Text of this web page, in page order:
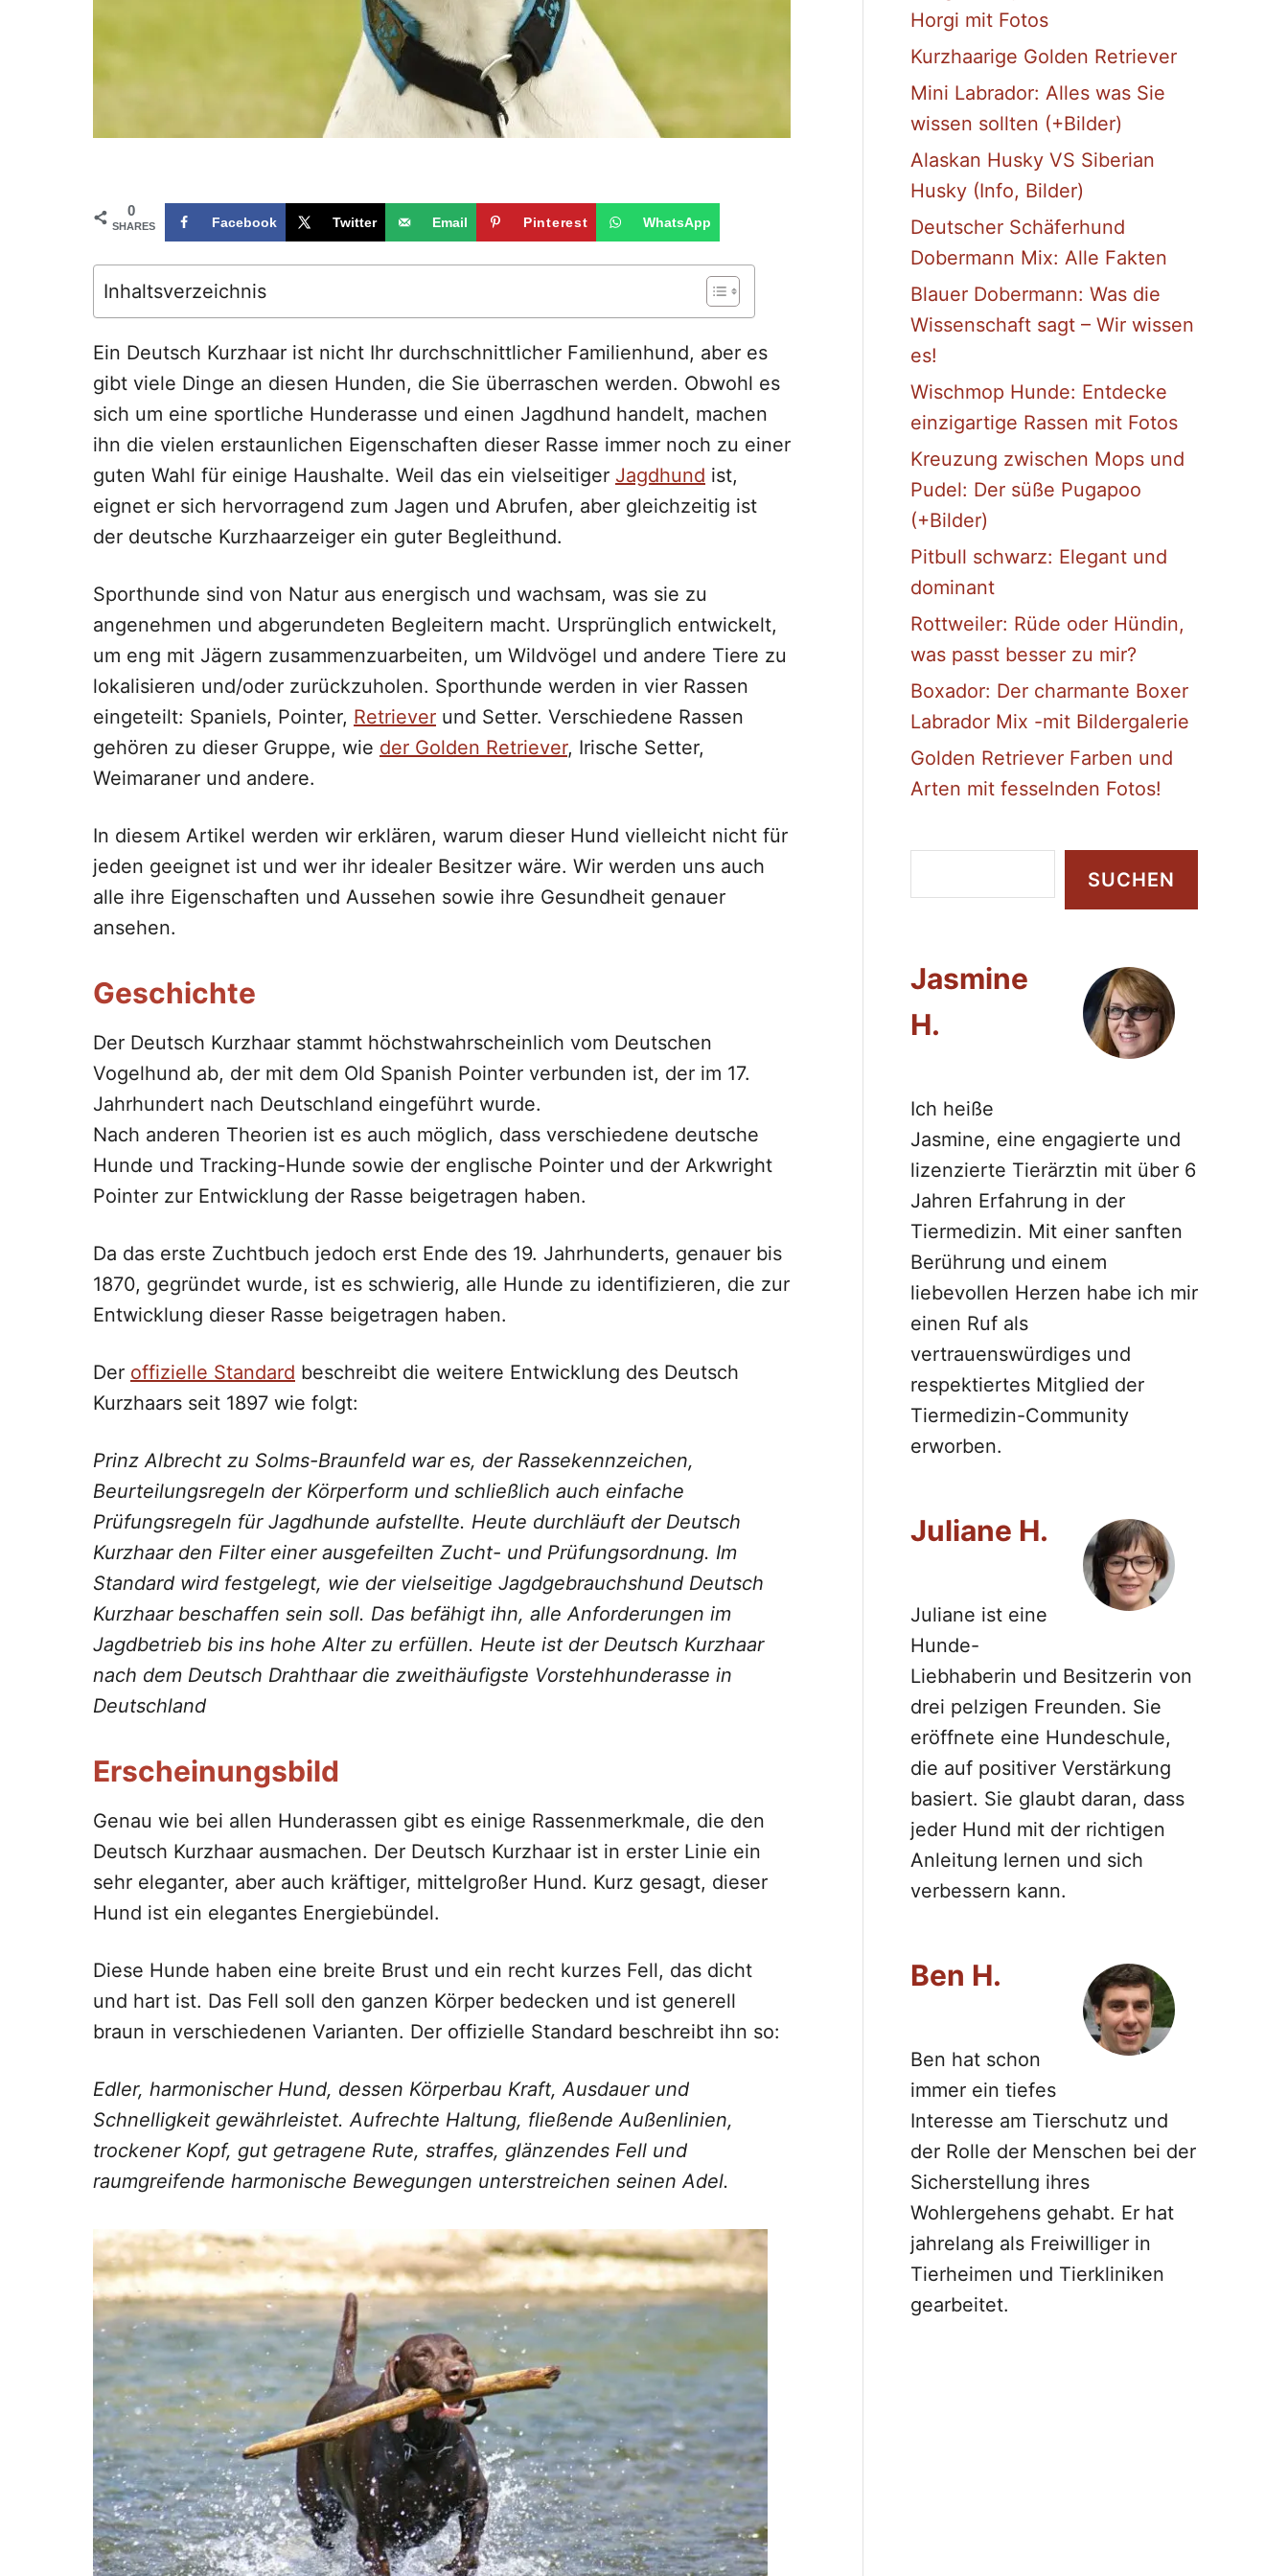
0
SHARES Facebook Twitter Email Pinterest WhatsApp
Inhaltsverzeichnis
Ein Deutsch Kurzhaar ist nicht Ihr durchschnittlicher Familienhund, aber es
gibt viele Dinge an diesen Hunden, die Sie überraschen werden. Obwohl es
sich um eine sportliche Hunderasse und einen Jagdhund handelt, machen
ihn die vielen erstaunlichen Eigenschaften dieser Rasse immer noch zu einer
guten Wahl für einige Haushalte. Weil das ein vielseitiger Jagdhund ist,
eignet er sich hervorragend zum Jagen und Abrufen, aber gleichzeitig ist
der deutsche Kurzhaarzeiger ein guter Begleithund.
Sporthunde sind von Natur aus energisch und wachsam, was sie zu
angenehmen und abgerundeten Begleitern macht. Ursprünglich entwickelt,
um eng mit Jägern zusammenzuarbeiten, um Wildvögel und andere Tiere zu
lokalisieren und/oder zurückzuholen. Sporthunde werden in vier Rassen
eingeteilt: Spaniels, Pointer, Retriever und Setter. Verschiedene Rassen
gehören zu dieser Gruppe, wie der Golden Retriever, Irische Setter,
Weimaraner und andere.
In diesem Artikel werden wir erklären, warum dieser Hund vielleicht nicht für
jeden geeignet ist und wer ihr idealer Besitzer wäre. Wir werden uns auch
alle ihre Eigenschaften und Aussehen sowie ihre Gesundheit genauer
ansehen.
Geschichte
Der Deutsch Kurzhaar stammt höchstwahrscheinlich vom Deutschen
Vogelhund ab, der mit dem Old Spanish Pointer verbunden ist, der im 17.
Jahrhundert nach Deutschland eingeführt wurde.
Nach anderen Theorien ist es auch möglich, dass verschiedene deutsche
Hunde und Tracking-Hunde sowie der englische Pointer und der Arkwright
Pointer zur Entwicklung der Rasse beigetragen haben.
Da das erste Zuchtbuch jedoch erst Ende des 19. Jahrhunderts, genauer bis
1870, gegründet wurde, ist es schwierig, alle Hunde zu identifizieren, die zur
Entwicklung dieser Rasse beigetragen haben.
Der offizielle Standard beschreibt die weitere Entwicklung des Deutsch
Kurzhaars seit 1897 wie folgt:
Prinz Albrecht zu Solms-Braunfeld war es, der Rassekennzeichen,
Beurteilungsregeln der Körperform und schließlich auch einfache
Prüfungsregeln für Jagdhunde aufstellte. Heute durchläuft der Deutsch
Kurzhaar den Filter einer ausgefeilten Zucht- und Prüfungsordnung. Im
Standard wird festgelegt, wie der vielseitige Jagdgebrauchshund Deutsch
Kurzhaar beschaffen sein soll. Das befähigt ihn, alle Anforderungen im
Jagdbetrieb bis ins hohe Alter zu erfüllen. Heute ist der Deutsch Kurzhaar
nach dem Deutsch Drahthaar die zweithäufigste Vorstehhunderasse in
Deutschland
Erscheinungsbild
Genau wie bei allen Hunderassen gibt es einige Rassenmerkmale, die den
Deutsch Kurzhaar ausmachen. Der Deutsch Kurzhaar ist in erster Linie ein
sehr eleganter, aber auch kräftiger, mittelgroßer Hund. Kurz gesagt, dieser
Hund ist ein elegantes Energiebündel.
Diese Hunde haben eine breite Brust und ein recht kurzes Fell, das dicht
und hart ist. Das Fell soll den ganzen Körper bedecken und ist generell
braun in verschiedenen Varianten. Der offizielle Standard beschreibt ihn so:
Edler, harmonischer Hund, dessen Körperbau Kraft, Ausdauer und
Schnelligkeit gewährleistet. Aufrechte Haltung, fließende Außenlinien,
trockener Kopf, gut getragene Rute, straffes, glänzendes Fell und
raumgreifende harmonische Bewegungen unterstreichen seinen Adel.
Horgi mit Fotos
Kurzhaarige Golden Retriever
Mini Labrador: Alles was Sie
wissen sollten (+Bilder)
Alaskan Husky VS Siberian
Husky (Info, Bilder)
Deutscher Schäferhund
Dobermann Mix: Alle Fakten
Blauer Dobermann: Was die
Wissenschaft sagt – Wir wissen
es!
Wischmop Hunde: Entdecke
einzigartige Rassen mit Fotos
Kreuzung zwischen Mops und
Pudel: Der süße Pugapoo
(+Bilder)
Pitbull schwarz: Elegant und
dominant
Rottweiler: Rüde oder Hündin,
was passt besser zu mir?
Boxador: Der charmante Boxer
Labrador Mix -mit Bildergalerie
Golden Retriever Farben und
Arten mit fesselnden Fotos!
u
e
n
SUCHEN
Jasmine
H.
Ich heiße
Jasmine, eine engagierte und
lizenzierte Tierärztin mit über 6
Jahren Erfahrung in der
Tiermedizin. Mit einer sanften
Berührung und einem
liebevollen Herzen habe ich mir
einen Ruf als
vertrauenswürdiges und
respektiertes Mitglied der
Tiermedizin-Community
erworben.
Juliane H.
Juliane ist eine
Hunde-
Liebhaberin und Besitzerin von
drei pelzigen Freunden. Sie
eröffnete eine Hundeschule,
die auf positiver Verstärkung
basiert. Sie glaubt daran, dass
jeder Hund mit der richtigen
Anleitung lernen und sich
verbessern kann.
Ben H.
Ben hat schon
immer ein tiefes
Interesse am Tierschutz und
der Rolle der Menschen bei der
Sicherstellung ihres
Wohlergehens gehabt. Er hat
jahrelang als Freiwilliger in
Tierheimen und Tierkliniken
gearbeitet.